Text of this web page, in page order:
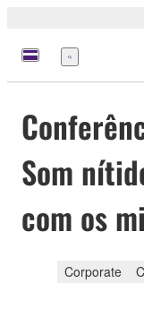
Menu
Som
com os
Corporate